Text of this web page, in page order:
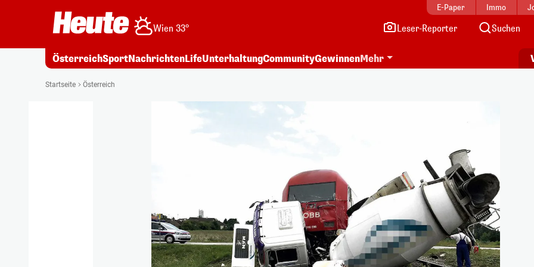
E-Paper Immo
Wien 33° Leser-Reporter Suchen
ÖsterreichSportNachrichtenLifeUnterhaltungCommunityGewinnenMehr
Startseite Österreich